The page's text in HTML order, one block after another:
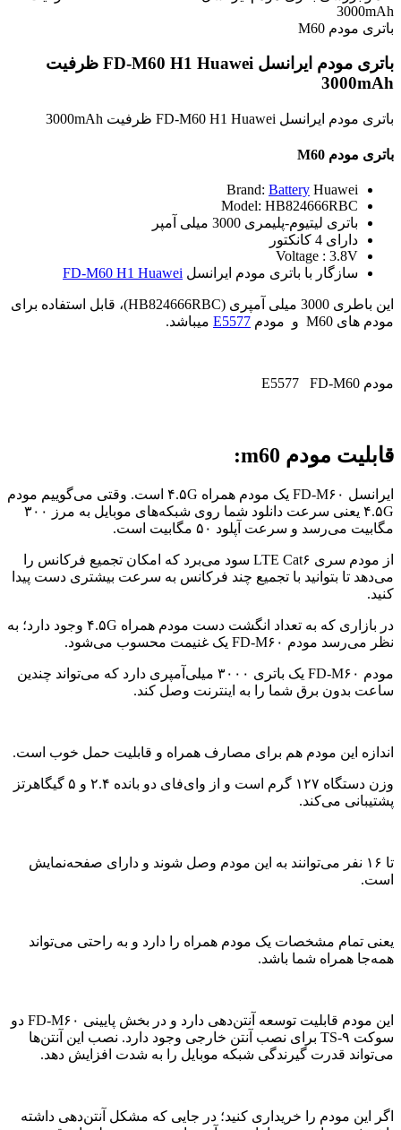
3000mAh
باتری مودم M60
باتری مودم ایرانسل FD-M60 H1 Huawei ظرفیت
3000mAh
باتری مودم ایرانسل FD-M60 H1 Huawei ظرفیت 3000mAh
باتری مودم M60
Brand: Battery Huawei
Model: HB824666RBC
باتری لیتیوم-پلیمری 3000 میلی آمپر
دارای 4 کانکتور
Voltage : 3.8V
سازگار با باتری مودم ایرانسل FD-M60 H1 Huawei
این باطری 3000 میلی آمپری (HB824666RBC)، قابل استفاده برای
مودم های M60 و مودم
E5577 میباشد.
مودم E5577 FD-M60
قابلیت مودم m60:
ایرانسل FD-M۶۰ یک مودم همراه ۴.۵G است. وقتی می‌گوییم مودم
۴.۵G یعنی سرعت دانلود شما روی شبکه‌های موبایل به مرز ۳۰۰
مگابیت می‌رسد و سرعت آپلود ۵۰ مگابیت است.
از مودم سری LTE Cat۶ سود می‌برد که امکان تجمیع فرکانس را
می‌دهد تا بتوانید با تجمیع چند فرکانس به سرعت بیشتری دست پیدا
کنید.
در بازاری که به تعداد انگشت دست مودم همراه ۴.۵G وجود دارد؛ به
نظر می‌رسد مودم FD-M۶۰ یک غنیمت محسوب می‌شود.
مودم FD-M۶۰ یک باتری ۳۰۰۰ میلی‌آمپری دارد که می‌تواند چندین
ساعت بدون برق شما را به اینترنت وصل کند.
اندازه این مودم هم برای مصارف همراه و قابلیت حمل خوب است.
وزن دستگاه ۱۲۷ گرم است و از وای‌فای دو بانده ۲.۴ و ۵ گیگاهرتز
پشتیبانی می‌کند.
تا ۱۶ نفر می‌توانند به این مودم وصل شوند و دارای صفحه‌نمایش
است.
یعنی تمام مشخصات یک مودم همراه را دارد و به راحتی می‌تواند
همه‌جا همراه شما باشد.
این مودم قابلیت توسعه آنتن‌دهی دارد و در بخش پایینی FD-M۶۰ دو
سوکت TS-۹ برای نصب آنتن خارجی وجود دارد. نصب این آنتن‌ها
می‌تواند قدرت گیرندگی شبکه موبایل را به شدت افزایش دهد.
اگر این مودم را خریداری کنید؛ در جایی که مشکل آنتن‌دهی داشته